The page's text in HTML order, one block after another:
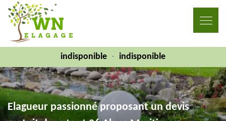
indisponible - indisponible
Elagueur passionné proposant un devis